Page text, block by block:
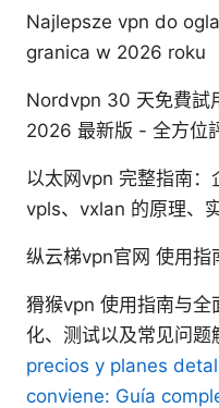
Najlepsze vpn do
granica w 2026 roku
Nordvpn 30 天免費試
2026 最新版 - 全方位
以太网vpn 完整指南：
vpls、vxlan 的原理、
纵云梯vpn官网 使用
猾猴vpn 使用指南与全
化、测试以及常见问题
precios y planes
conviene: Guía